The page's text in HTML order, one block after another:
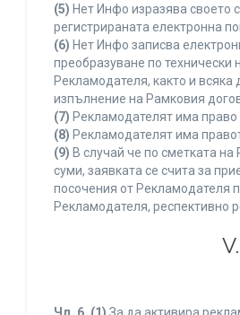
(5) Нет Инфо изразява своето
регистрираната електронна
(6) Нет Инфо записва
преобразуване по
Рекламодателя, както и
изпълнение на Рамковия
(7) Рекламодателят има
(8) Рекламодателят има
(9) В случай че по сметката
суми, заявката се счита за
посочения от Рекламодателя
Рекламодателя, респективно
Чл. 6. (1) За да активира